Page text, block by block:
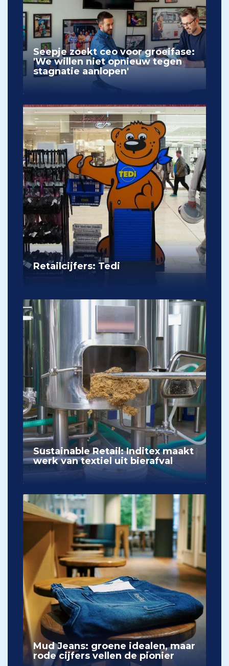
Seepje zoekt ceo voor groeifase:
'We willen niet opnieuw tegen
stagnatie aanlopen'
Retailcijfers: Tedi
Sustainable Retail: Inditex maakt
werk van textiel uit bierafval
Mud Jeans: groene idealen, maar
rode cijfers vellen de pionier